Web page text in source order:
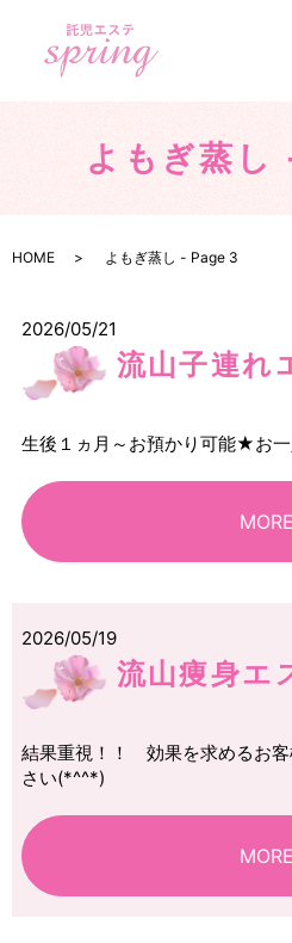
よもぎ蒸
HOME よもぎ蒸し - Page 3
2026/05/21
流山子連
生後１ヵ月～お預かり可能★お
MORE
2026/05/19
流山痩身エ
結果重視！！ 効果を求めるお
さい(*^^*)
MORE